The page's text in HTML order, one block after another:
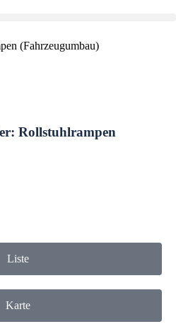
(Fahrzeugumbau)
Rollstuhlrampen
Liste
Karte